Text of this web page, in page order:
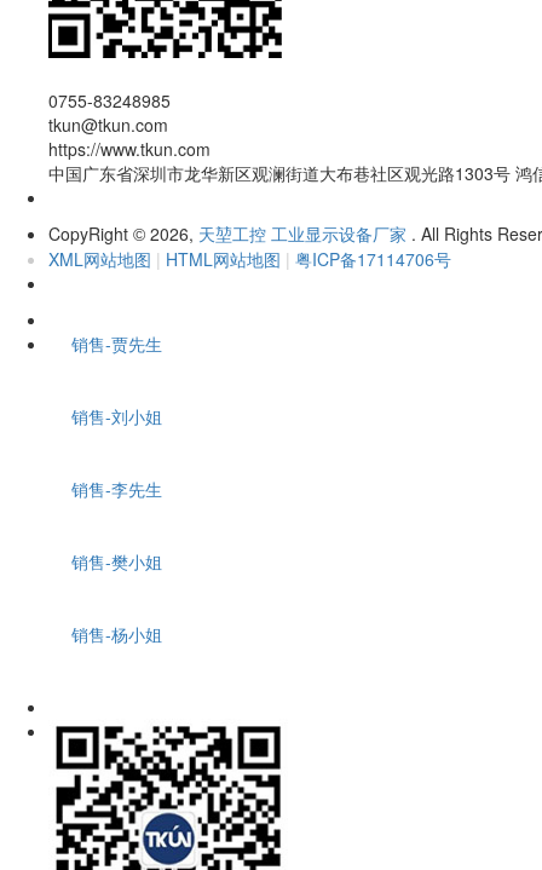
0755-83248985
tkun@tkun.com
https://www.tkun.com
中国广东省深圳市龙华新区观澜街道大布巷社区观光路1303号 鸿
CopyRight © 2026, 天堃工控 工业显示设备厂家 . All Rights
XML网站地图 | HTML网站地图 | 粤ICP备17114706号
销售-贾先生
销售-刘小姐
销售-李先生
销售-樊小姐
销售-杨小姐